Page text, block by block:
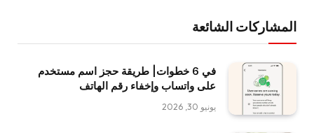
المشاركات الشائعة
في 6 خطوات| طريقة حجز اسم مستخدم
على واتساب وإخفاء رقم الهاتف
يونيو 30, 2026